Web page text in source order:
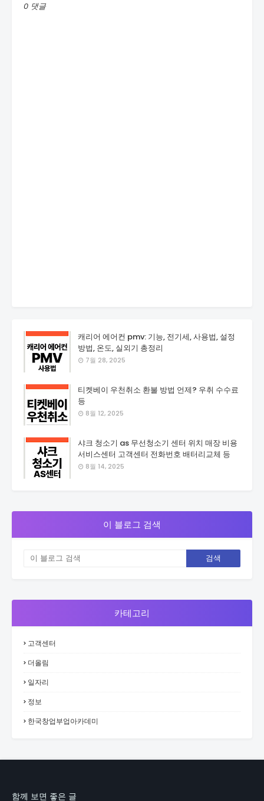
0 댓글
캐리어 에어컨 pmv: 기능, 전기세, 사용법, 설정
방법, 온도, 실외기 총정리
7월 28, 2025
티켓베이 우천취소 환불 방법 언제? 우취 수수료
등
8월 12, 2025
샤크 청소기 as 무선청소기 센터 위치 매장 비용
서비스센터 고객센터 전화번호 배터리교체 등
8월 14, 2025
이 블로그 검색
카테고리
고객센터
더올림
일자리
정보
한국창업부업아카데미
함께 보면 좋은 글